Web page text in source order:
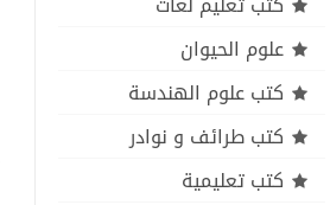
علوم الحيوان
كتب علوم الهندسة
كتب طرائف و نوادر
كتب تعليمية